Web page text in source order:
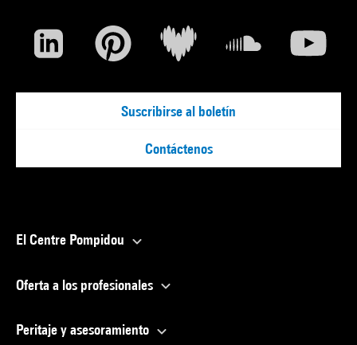
Suscribirse al boletín
Contáctenos
El Centre Pompidou
Oferta a los profesionales
Peritaje y asesoramiento